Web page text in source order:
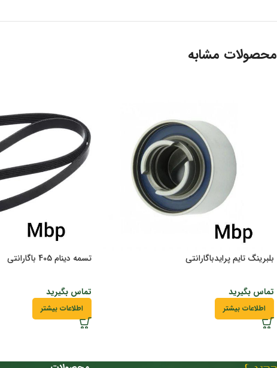
محصولات مشابه
بلبرینگ تایم پرایدباگارانتی
تماس بگیرید
اطلاعات بیشتر
تسمه دینام 405 باگارانتی
تماس بگیرید
اطلاعات بیشتر